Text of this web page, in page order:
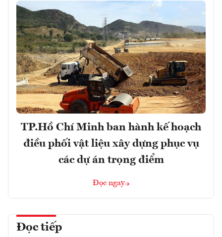
TP.Hồ Chí Minh ban hành kế hoạch
điều phối vật liệu xây dựng phục vụ
các dự án trọng điểm
Đọc ngay
Đọc tiếp